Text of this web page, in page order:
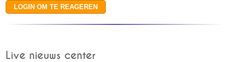
Live nieuws center